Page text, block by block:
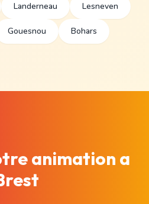
Landerneau Lesneven
Gouesnou Bohars
animation a